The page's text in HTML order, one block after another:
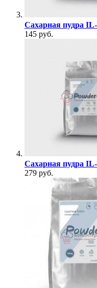
Сахарная пудра IL-
145 руб.
Сахарная пудра IL-
279 руб.